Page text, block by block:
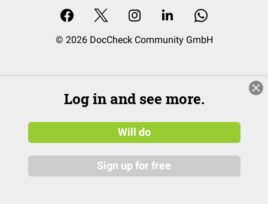
© 2026 DocCheck Community GmbH
Log in and see more.
Will do
Sign up for free